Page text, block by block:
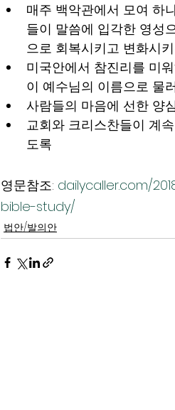
매주 백악관에서 모여 하
들이 말씀에 입각한 영성
으로 회복시키고 변화시
미국안에서 참진리를 미
이 예수님의 이름으로 물
사람들의 마음에 선한 양
교회와 크리스찬들이 계
도록
영문참조: dailycaller.com/
bible-study/
법안/발의안